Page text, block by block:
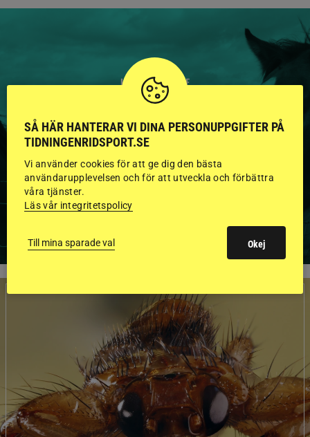
HINGSTAR ONLINE
GODKÄNDA HINGSTAR I
FLERA KATEGORIER MED
BILDER OCH FAKTA
SÅ HÄR HANTERAR VI DINA PERSONUPPGIFTER PÅ
TIDNINGENRIDSPORT.SE
Vi använder cookies för att ge dig den bästa
användarupplevelsen och för att utveckla och förbättra
våra tjänster.
Läs vår integritetspolicy
Till mina sparade val Okej